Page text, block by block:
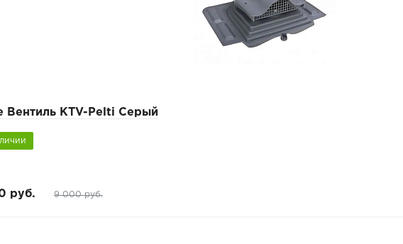
Вентиль KTV-Pelti Серый
руб. 9 000 руб.